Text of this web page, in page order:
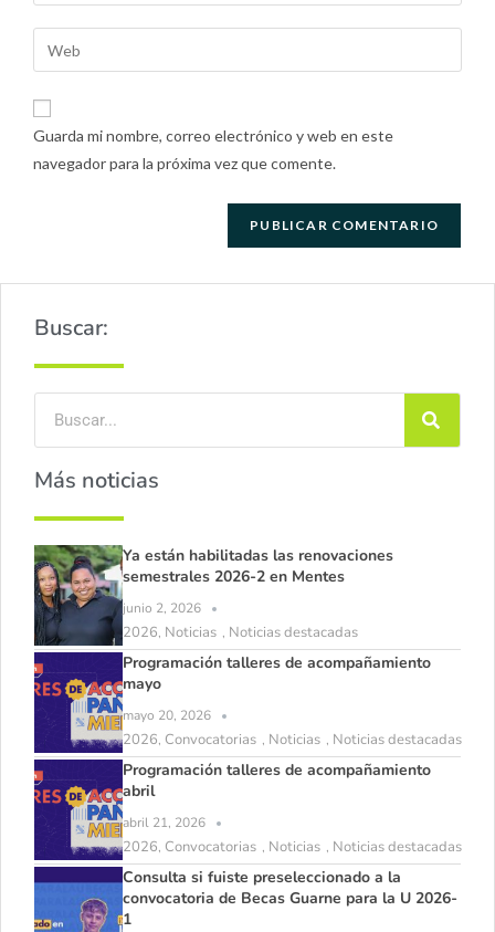
Guarda mi nombre, correo electrónico y web en este
navegador para la próxima vez que comente.
Buscar:
Más noticias
Ya están habilitadas las renovaciones
semestrales 2026-2 en Mentes
junio 2, 2026
2026, Noticias , Noticias destacadas
Programación talleres de acompañamiento
mayo
mayo 20, 2026
2026, Convocatorias , Noticias , Noticias destacadas
Programación talleres de acompañamiento
abril
abril 21, 2026
2026, Convocatorias , Noticias , Noticias destacadas
Consulta si fuiste preseleccionado a la
convocatoria de Becas Guarne para la U 2026-
1